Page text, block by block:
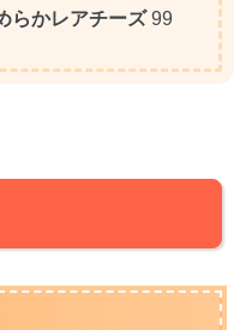
らかレアチーズ99